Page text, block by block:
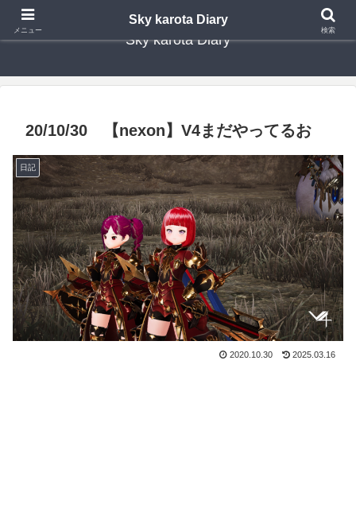
Sky karota Diary
20/10/30 【nexon】V4まだやってるお
日記
2020.10.30 2025.03.16
メニュー
Sky karota Diary
検索